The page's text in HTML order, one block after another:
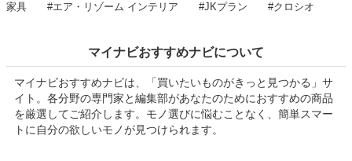
家具
#エア・リゾーム インテリア #JKプラン #クロシオ
マイナビおすすめナビについて
マイナビおすすめナビは、「買いたいものがきっと見つかる」サ
イト。各分野の専門家と編集部があなたのためにおすすめの商品
を厳選してご紹介します。モノ選びに悩むことなく、簡単スマー
トに自分の欲しいモノが見つけられます。